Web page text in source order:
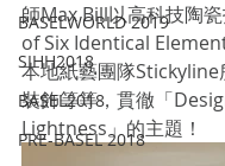
BASELWORLD 2019
SIHH2018
BASEL2018
PRE-BASEL 2018
師Max Bill以高科技陶
of Six Identical
本地紙藝團隊
裝飾等等，貫徹「
Lightness」的主題！